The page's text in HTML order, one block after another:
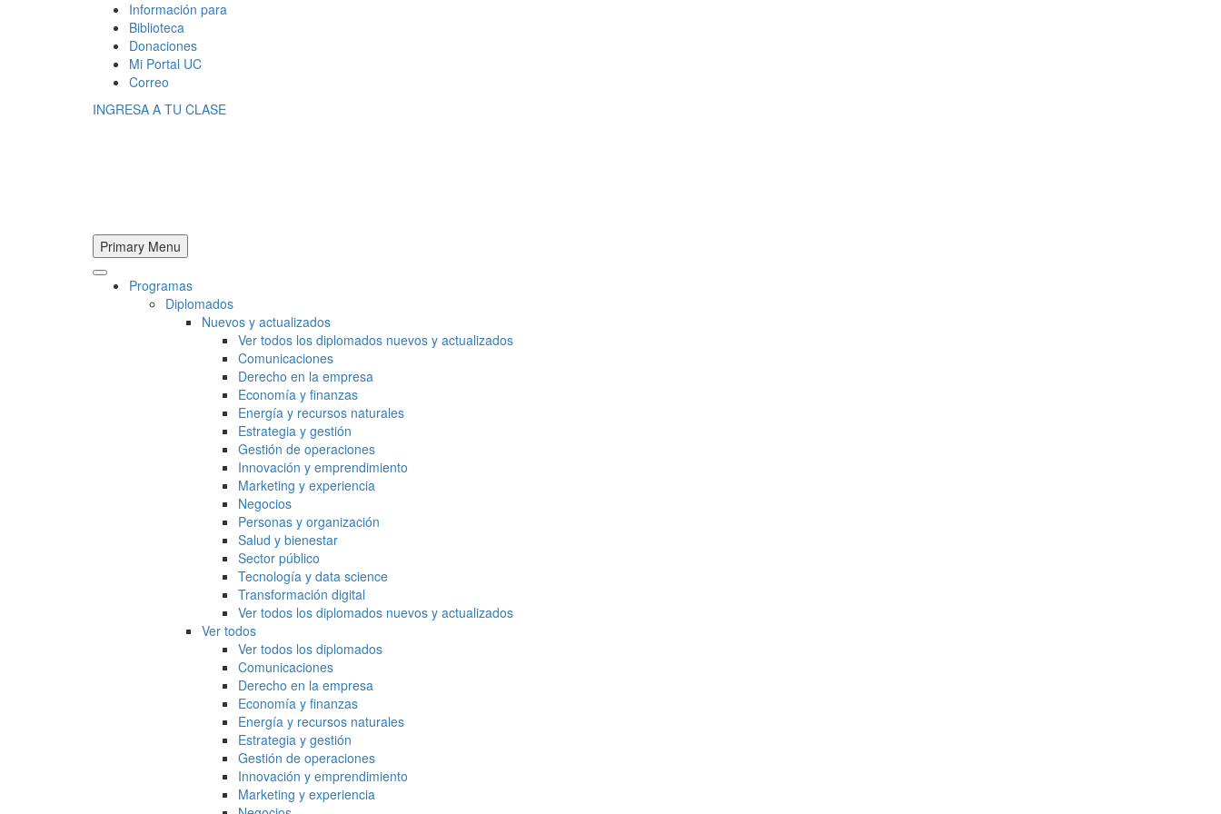
Información para
Biblioteca
Donaciones
Mi Portal UC
Correo
INGRESA A TU CLASE
Primary Menu
Programas
Diplomados
Nuevos y actualizados
Ver todos los diplomados nuevos y actualizados
Comunicaciones
Derecho en la empresa
Economía y finanzas
Energía y recursos naturales
Estrategia y gestión
Gestión de operaciones
Innovación y emprendimiento
Marketing y experiencia
Negocios
Personas y organización
Salud y bienestar
Sector público
Tecnología y data science
Transformación digital
Ver todos los diplomados nuevos y actualizados
Ver todos
Ver todos los diplomados
Comunicaciones
Derecho en la empresa
Economía y finanzas
Energía y recursos naturales
Estrategia y gestión
Gestión de operaciones
Innovación y emprendimiento
Marketing y experiencia